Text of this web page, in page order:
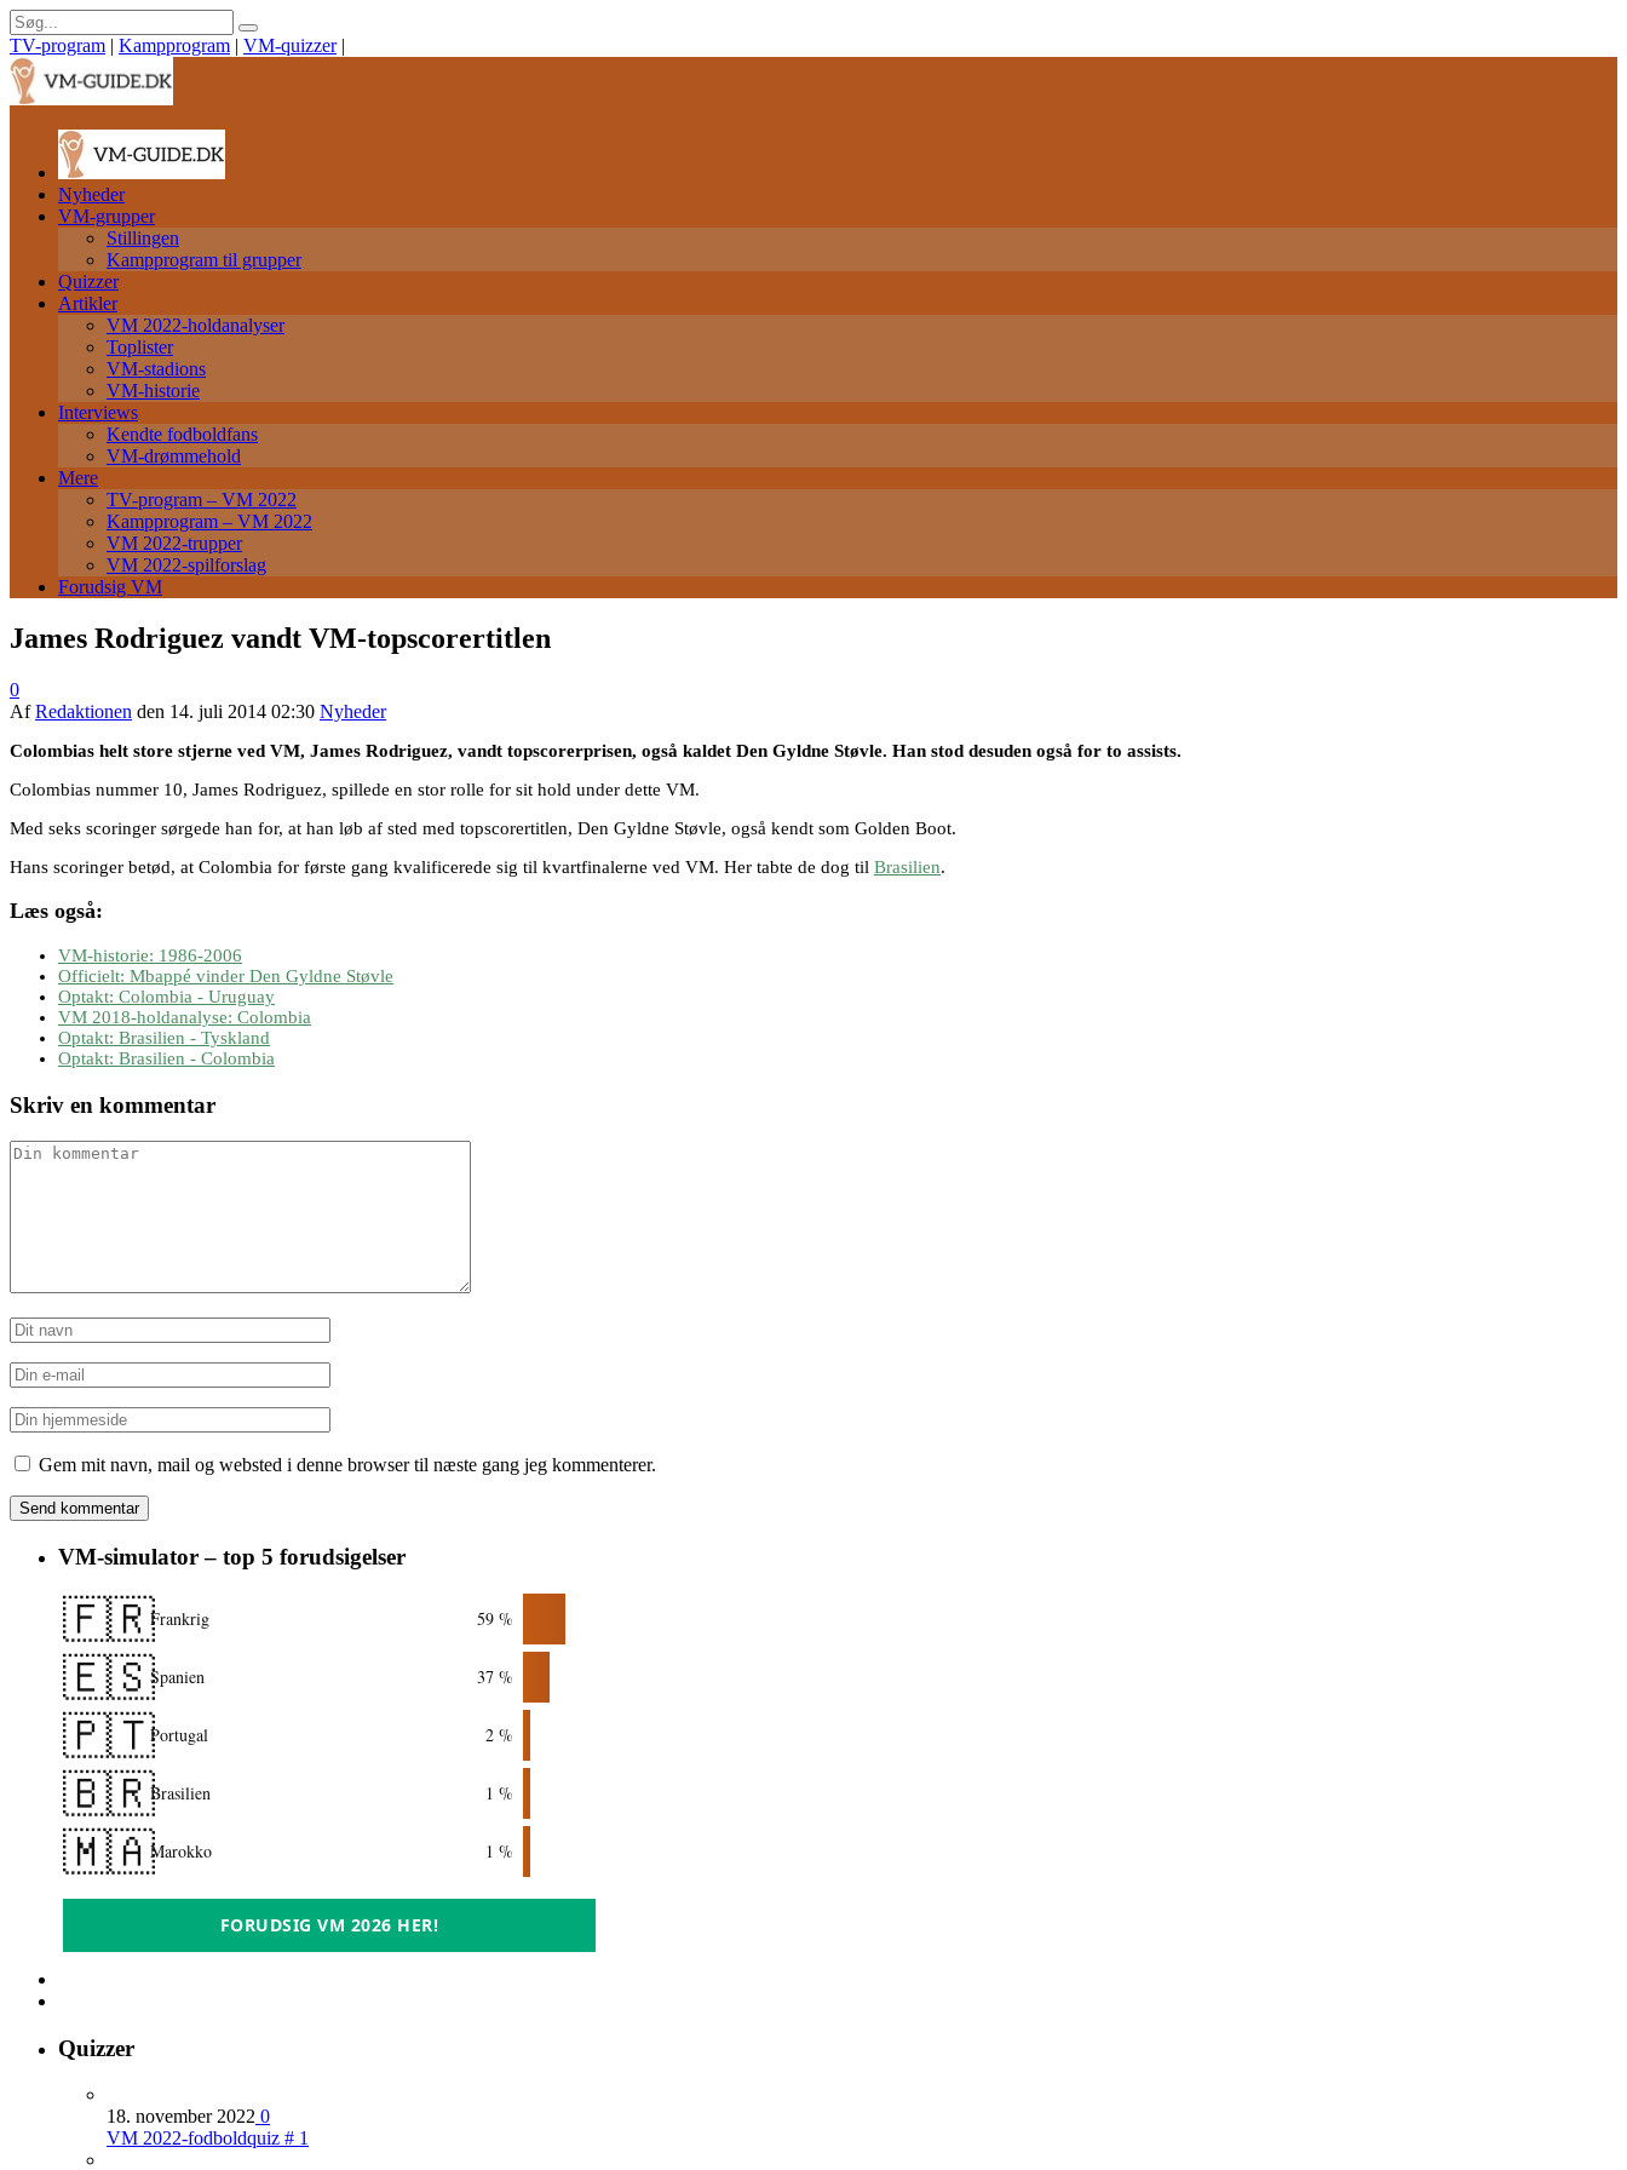
TV-program | Kampprogram | VM-quizzer |
Nyheder
VM-grupper
Stillingen
Kampprogram til grupper
Quizzer
Artikler
VM 2022-holdanalyser
Toplister
VM-stadions
VM-historie
Interviews
Kendte fodboldfans
VM-drømmehold
Mere
TV-program – VM 2022
Kampprogram – VM 2022
VM 2022-trupper
VM 2022-spilforslag
Forudsig VM
James Rodriguez vandt VM-topscorertitlen
0
AfRedaktionen den 14. juli 2014 02:30 Nyheder
Colombias helt store stjerne ved VM, James Rodriguez, vandt topscorerprisen, også kaldet Den Gyldne Støvle. Han stod desuden også for to assists.
Colombias nummer 10, James Rodriguez, spillede en stor rolle for sit hold under dette VM.
Med seks scoringer sørgede han for, at han løb af sted med topscorertitlen, Den Gyldne Støvle, også kendt som Golden Boot.
Hans scoringer betød, at Colombia for første gang kvalificerede sig til kvartfinalerne ved VM. Her tabte de dog til Brasilien.
Læs også:
VM-historie: 1986-2006
Officielt: Mbappé vinder Den Gyldne Støvle
Optakt: Colombia - Uruguay
VM 2018-holdanalyse: Colombia
Optakt: Brasilien - Tyskland
Optakt: Brasilien - Colombia
Skriv en kommentar
Gem mit navn, mail og websted i denne browser til næste gang jeg kommenterer.
VM-simulator – top 5 forudsigelser
🇫🇷Frankrig 59 %
🇪🇸Spanien 37 %
🇵🇹Portugal 2 %
🇧🇷Brasilien 1 %
🇲🇦Marokko 1 %
FORUDSIG VM 2026 HER!
Quizzer
18. november 2022 0
VM 2022-fodboldquiz # 1